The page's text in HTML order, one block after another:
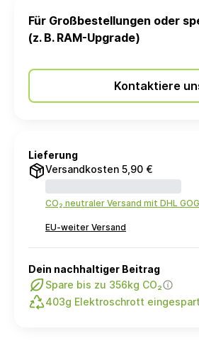
Für Großbestellungen oder
(z. B. RAM-Upgrade)
Kontaktiere
Lieferung
Versandkosten 5,90 €
CO₂ neutraler Versand mit DHL
EU-weiter Versand
Dein nachhaltiger Beitrag
Spare bis zu 356kg CO₂
403g Elektroschrott eingespart